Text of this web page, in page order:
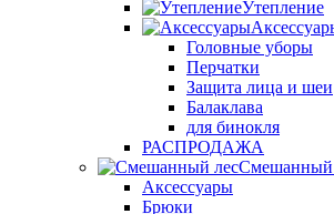
Утепление
Головные уборы
Перчатки
Защита лица и шеи
Балаклава
для бинокля
РАСПРОДАЖА
Смешанный
Аксессуары
Брюки